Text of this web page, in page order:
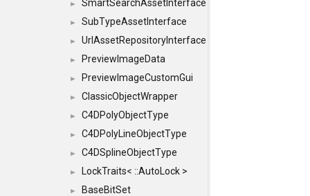
► SmartSearchAssetInterface
► SubTypeAssetInterface
► UrlAssetRepositoryInterface
► PreviewImageData
► PreviewImageCustomGui
► ClassicObjectWrapper
► C4DPolyObjectType
► C4DPolyLineObjectType
► C4DSplineObjectType
► LockTraits< ::AutoLock >
► BaseBitSet